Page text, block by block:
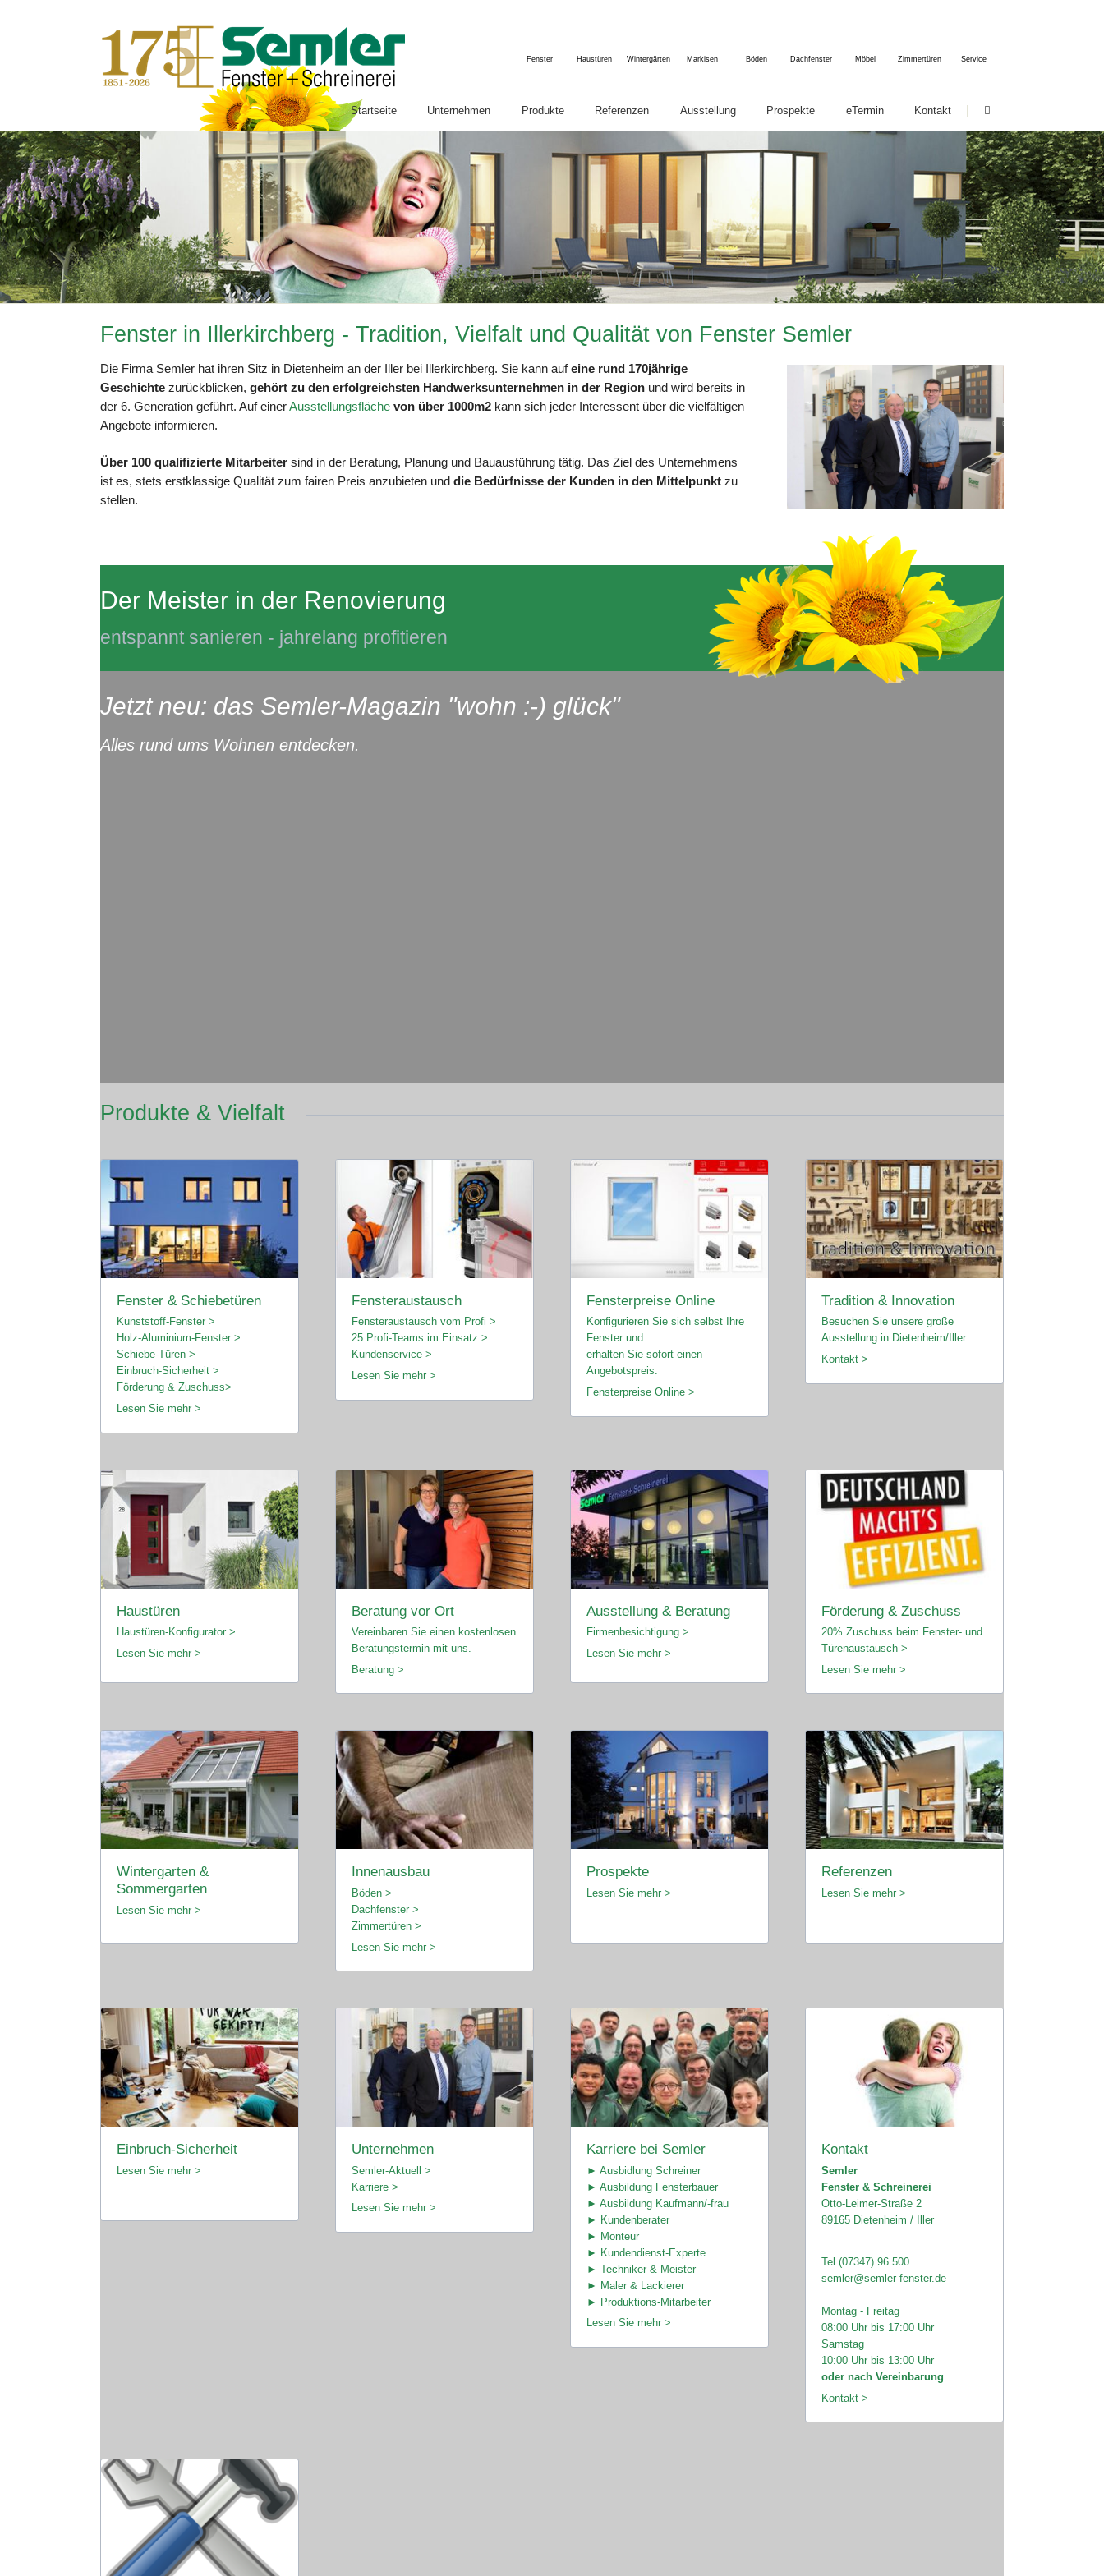
Fenster Haustüren Wintergärten Markisen Böden Dachfenster Möbel Zimmertüren Service
überspringen
Startseite Unternehmen
Karriere
Produkte
Fenster & Türen
Fenster & Schiebe-Türen
Fensterpreise Online
Fensteraustausch
Haustüren
Winter- & Sommergärten
Innenausbau
Böden
Dachfenster
Innenausbau & Möbel
Zimmertüren & Schiebetüren
Unser Service für Sie
Beratung & Ausstellung
Reparatur-Service
Herstellung & Produktion
Einbau & Montage
FAQ
Referenzen
Winter- & Sommergärten
Ausstellung
Firmenbesichtigung
Prospekte eTermin Kontakt
Fenster in Illerkirchberg - Tradition, Vielfalt und Qualität von Fenster Semler
Die Firma Semler hat ihren Sitz in Dietenheim an der Iller bei Illerkirchberg. Sie kann aufeine rund 170jährige
Geschichte zurückblicken, gehört zu den erfolgreichsten Handwerksunternehmen in der Region und wird bereits in
der 6. Generation geführt. Auf einerAusstellungsfläche von über 1000m2 kann sich jeder Interessent über die vielfältigen
Angebote informieren.
Über 100 qualifizierte Mitarbeiter sind in der Beratung, Planung und Bauausführung tätig. Das Ziel des Unternehmens
ist es, stets erstklassige Qualität zum fairen Preis anzubieten und die Bedürfnisse der Kunden in den Mittelpunkt zu
stellen.
Der Meister in der Renovierung
entspannt sanieren - jahrelang profitieren
Jetzt neu: das Semler-Magazin "wohn :-) glück"
Alles rund ums Wohnen entdecken.
Produkte & Vielfalt
Fenster & Schiebetüren
Kunststoff-Fenster >
Holz-Aluminium-Fenster >
Schiebe-Türen >
Einbruch-Sicherheit >
Förderung & Zuschuss>
Lesen Sie mehr >
Fensteraustausch
Fensteraustausch vom Profi >
25 Profi-Teams im Einsatz >
Kundenservice >
Lesen Sie mehr >
Fensterpreise Online
Konfigurieren Sie sich selbst Ihre
Fenster und
erhalten Sie sofort einen
Angebotspreis.
Fensterpreise Online >
Tradition & Innovation
Besuchen Sie unsere große
Ausstellung in Dietenheim/Iller.
Kontakt >
Haustüren
Haustüren-Konfigurator >
Lesen Sie mehr >
Beratung vor Ort
Vereinbaren Sie einen kostenlosen
Beratungstermin mit uns.
Beratung >
Ausstellung & Beratung
Firmenbesichtigung >
Lesen Sie mehr >
Förderung & Zuschuss
20% Zuschuss beim Fenster- und
Türenaustausch >
Lesen Sie mehr >
Wintergarten &
Sommergarten
Lesen Sie mehr >
Innenausbau
Böden >
Dachfenster >
Zimmertüren >
Lesen Sie mehr >
Prospekte
Lesen Sie mehr >
Referenzen
Lesen Sie mehr >
Einbruch-Sicherheit
Lesen Sie mehr >
Unternehmen
Semler-Aktuell >
Karriere >
Lesen Sie mehr >
Karriere bei Semler
► Ausbidlung Schreiner
► Ausbildung Fensterbauer
► Ausbildung Kaufmann/-frau
► Kundenberater
► Monteur
► Kundendienst-Experte
► Techniker & Meister
► Maler & Lackierer
► Produktions-Mitarbeiter
Lesen Sie mehr >
Kontakt
Semler
Fenster & Schreinerei
Otto-Leimer-Straße 2
89165 Dietenheim / Iller
Tel (07347) 96 500
semler@semler-fenster.de
Montag - Freitag
08:00 Uhr bis 17:00 Uhr
Samstag
10:00 Uhr bis 13:00 Uhr
oder nach Vereinbarung
Kontakt >